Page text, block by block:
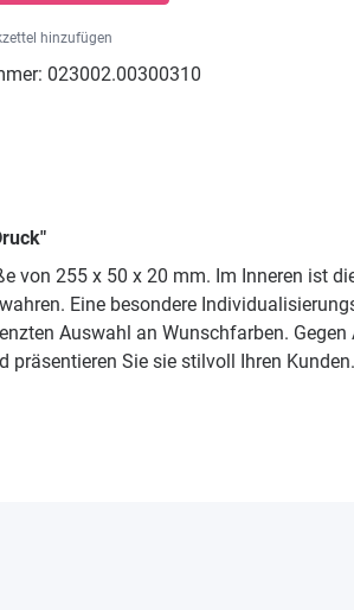
hinzufügen
023002.00300310
von 255 x 50 x 20 mm. Im Inneren ist
Eine besondere
Auswahl an Wunschfarben.
Sie sie stilvoll Ihren Kunden.